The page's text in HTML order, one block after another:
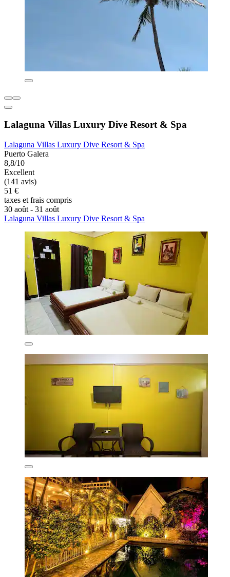
Lalaguna Villas Luxury Dive Resort & Spa
Lalaguna Villas Luxury Dive Resort & Spa
Puerto Galera
8,8/10
Excellent
(141 avis)
51 €
taxes et frais compris
30 août - 31 août
Lalaguna Villas Luxury Dive Resort & Spa